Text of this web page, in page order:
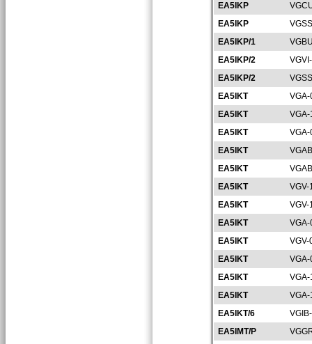
EA5IKP
EA5IKP
EA5IKP/1
EA5IKP/2
EA5IKP/2
EA5IKT
EA5IKT
EA5IKT
EA5IKT
EA5IKT
EA5IKT
VGV-
EA5IKT
VGV-
EA5IKT
EA5IKT
VGV-
EA5IKT
EA5IKT
EA5IKT
EA5IKT/6
EA5IMT/P